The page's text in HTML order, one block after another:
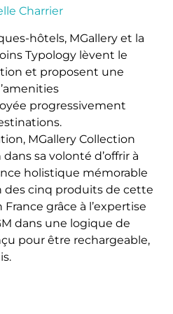
Charrier
hôtels, MGallery et la
Typology lèvent le
et proposent une
progressivement
MGallery Collection
sa volonté d’offrir à
holistique mémorable
des cinq produits de cette
grâce à l’expertise
dans une logique de
pour être rechargeable,